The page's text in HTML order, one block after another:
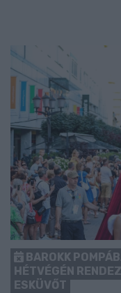
BAROKK
HÉTVÉGÉN
ESKÜVŐT